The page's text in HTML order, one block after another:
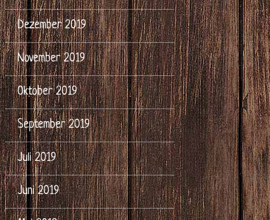
Dezember 2019
November 2019
Oktober 2019
September 2019
Juli 2019
Juni 2019